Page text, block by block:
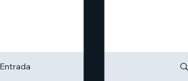
Entrada